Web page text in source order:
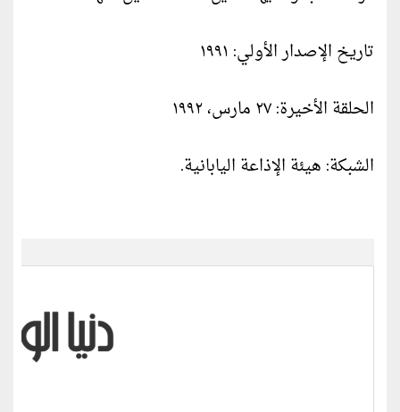
تاريخ الإصدار الأولي: ١٩٩١
الحلقة الأخيرة: ٢٧ مارس، ١٩٩٢
الشبكة: هيئة الإذاعة اليابانية.